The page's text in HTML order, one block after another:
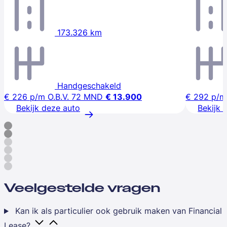
173.326 km
Handgeschakeld
€ 226 p/m O.B.V. 72 MND € 13.900
Bekijk deze auto
€ 292 p/m
Bekijk
Veelgestelde vragen
Kan ik als particulier ook gebruik maken van Financial